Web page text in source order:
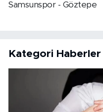
Samsunspor - Göztepe
Kategori Haberler